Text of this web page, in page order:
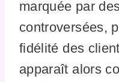
marquée par
controversées,
fidélité des
apparaît alors